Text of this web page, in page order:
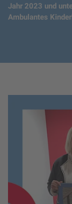
Jahr 2023 und
Ambulantes